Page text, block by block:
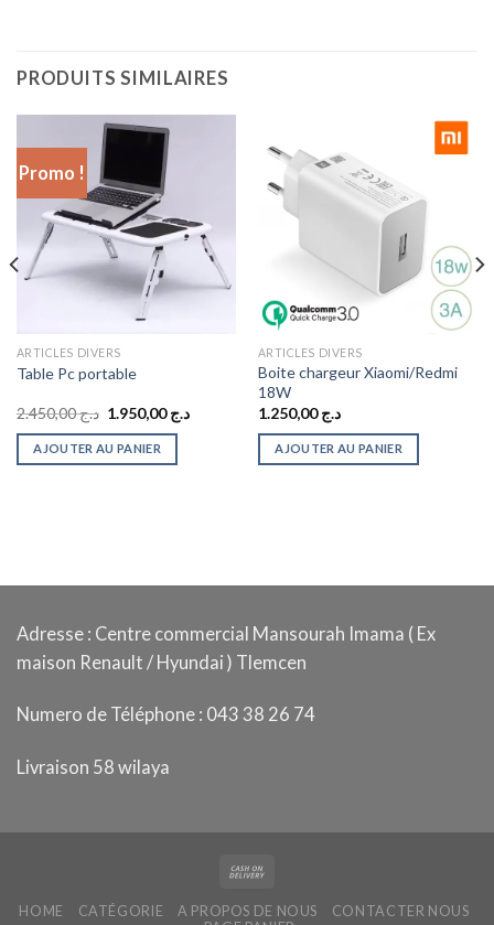
PRODUITS SIMILAIRES
Promo !
ARTICLES DIVERS
Table Pc portable
د.ج2.450,00
Le
initial
était :
د.ج1.950,00
Le
AJOUTER AU PANIER
ARTICLES DIVERS
Boite chargeur Xiaomi/Redmi
18W
د.ج1.250,00
AJOUTER AU PANIER
Adresse : Centre commercial Mansourah Imama ( Ex
maison Renault / Hyundai ) Tlemcen
Numero de Téléphone : 043 38 26 74
Livraison 58 wilaya
HOME CATÉGORIE A PROPOS DE NOUS
CONTACTER NOUS